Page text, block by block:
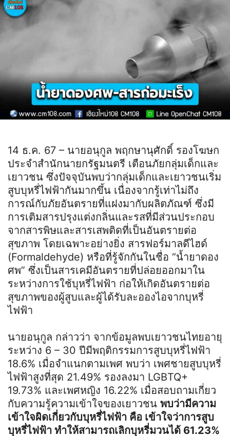
14 ธ.ค. 67 – นายอนุกูล พฤกษานุศักดิ์ รองโฆษก
ประจำสำนักนายกรัฐมนตรี เตือนภัยกลุ่มเด็กและ
เยาวชน ซึ่งปัจจุบันพบว่ากลุ่มเด็กและเยาวชนเริ่ม
สูบบุหรี่ไฟฟ้ากันมากขึ้น เนื่องจากรู้เท่าไม่ถึง
การณ์กับภัยอันตรายที่แฝงมากับผลิตภัณฑ์ ซึ่งมี
การเติมสารปรุงแต่งกลิ่นและรสที่มีส่วนประกอบ
จากสารพิษและสารเสพติดที่เป็นอันตรายต่อ
สุขภาพ โดยเฉพาะอย่างยิ่ง สารฟอร์มาลดีไฮด์
(Formaldehyde) หรือที่รู้จักกันในชื่อ “น้ำยาดอง
ศพ” ซึ่งเป็นสารเคมีอันตรายที่ปล่อยออกมาใน
ระหว่างการใช้บุหรี่ไฟฟ้า ก่อให้เกิดอันตรายต่อ
สุขภาพของผู้สูบและผู้ได้รับละอองไอจากบุหรี่
ไฟฟ้า
นายอนุกูล กล่าวว่า จากข้อมูลพบเยาวชนไทยอายุ
ระหว่าง 6 – 30 ปีมีพฤติกรรมการสูบบุหรี่ไฟฟ้า
18.6% เมื่อจำแนกตามเพศ พบว่า เพศชายสูบบุหรี่
ไฟฟ้าสูงที่สุด 21.49% รองลงมา LGBTQ+
19.73% และเพศหญิง 16.22% เมื่อสอบถามเกี่ยว
กับความรู้ความเข้าใจของเยาวชน พบว่ามีความ
เข้าใจผิดเกี่ยวกับบุหรี่ไฟฟ้า คือ เข้าใจว่าการสูบ
บุหรี่ไฟฟ้า ทำให้สามารถเลิกบุหรี่มวนได้ 61.23%